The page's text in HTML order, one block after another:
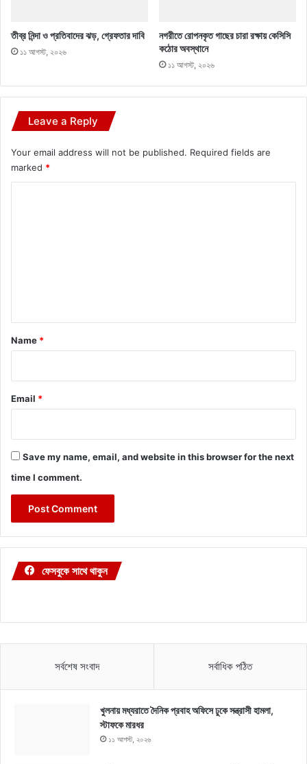
তীব্র নিন্দা ও প্রতিবাদের ঝড়, গ্রেফতার দাবি
১১ আগস্ট, ২০২৬
নগরীতে রোপনকৃত গাছের চারা রক্ষায় কেসিসি
কঠোর অবস্থানে
১১ আগস্ট, ২০২৬
Leave a Reply
Your email address will not be published. Required fields are
marked *
*
Name *
Email *
Save my name, email, and website in this browser for the next
time I comment.
ফেসবুকে সাথে থাকুন
সর্বশেষ সংবাদ সর্বাধিক পঠিত
খুলনায় মধ্যরাতে দৈনিক প্রবাহ অফিসে ঢুকে সন্ত্রাসী হামলা,
স্টাফকে মারধর
১১ আগস্ট, ২০২৬